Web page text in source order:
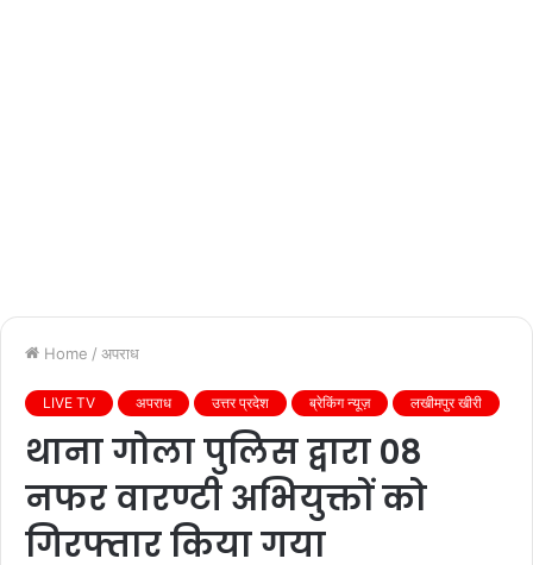
Home / अपराध
LIVE TV अपराध उत्तर प्रदेश ब्रेकिंग न्यूज़ लखीमपुर खीरी
थाना गोला पुलिस द्वारा 08
नफर वारण्टी अभियुक्तों को
गिरफ्तार किया गया